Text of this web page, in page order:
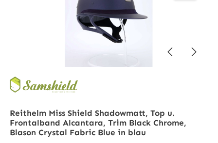
Reithelm Miss Shield Shadowmatt, Top u.
Frontalband Alcantara, Trim Black Chrome,
Blason Crystal Fabric Blue in blau